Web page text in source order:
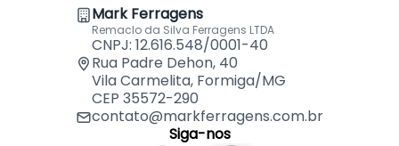
Mark Ferragens
Remaclo da Silva Ferragens LTDA
CNPJ: 12.616.548/0001-40
Rua Padre Dehon, 40
Vila Carmelita, Formiga/MG
CEP 35572-290
contato@markferragens.com.br
Siga-nos